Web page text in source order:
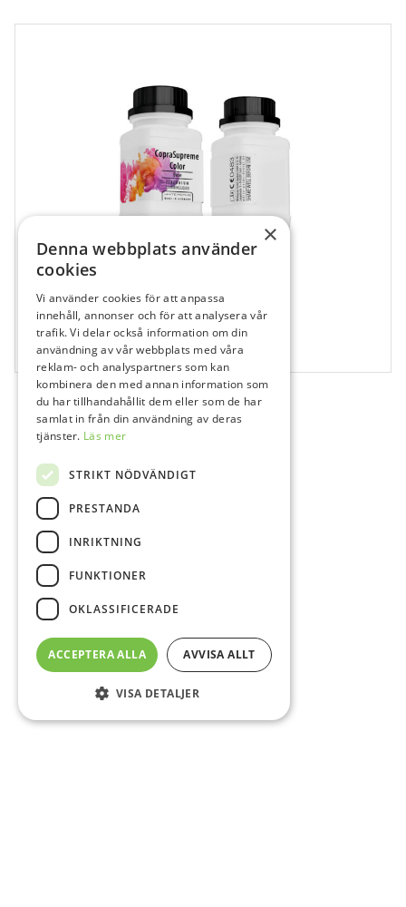
118056
Copran Color A3
1x100 ml
×
Denna webbplats använder
cookies
Vi använder cookies för att anpassa
innehåll, annonser och för att analysera vår
trafik. Vi delar också information om din
användning av vår webbplats med våra
reklam- och analyspartners som kan
kombinera den med annan information som
du har tillhandahållit dem eller som de har
samlat in från din användning av deras
tjänster. Läs mer
STRIKT NÖDVÄNDIGT
PRESTANDA
INRIKTNING
FUNKTIONER
OKLASSIFICERADE
ACCEPTERA ALLA AVVISA ALLT
VISA DETALJER